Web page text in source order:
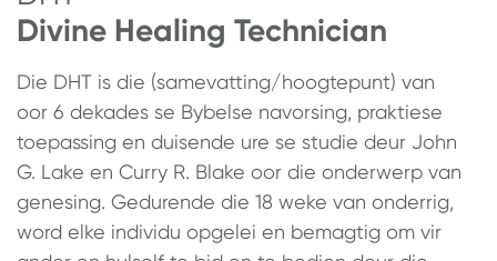
Divine Healing Technician
Die DHT is die (samevatting/hoogtepunt) van
oor 6 dekades se Bybelse navorsing, praktiese
toepassing en duisende ure se studie deur John
G. Lake en Curry R. Blake oor die onderwerp van
genesing. Gedurende die 18 weke van onderrig,
word elke individu opgelei en bemagtig om vir